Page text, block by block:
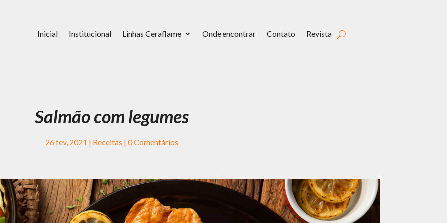
Inicial Institucional Linhas Ceraflame Onde encontrar Contato Revista
Salmão com legumes
26 fev, 2021 | Receitas | 0 Comentários